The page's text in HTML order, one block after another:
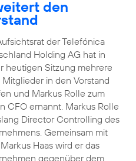
den
der Telefónica
Holding AG hat in
heutigen Sitzung mehrere
Mitglieder in den Vorstand
und Markus Rolle zum
CFO ernannt. Markus Rolle
Director Controlling des
Gemeinsam mit
Haas wird er das
gegenüber dem